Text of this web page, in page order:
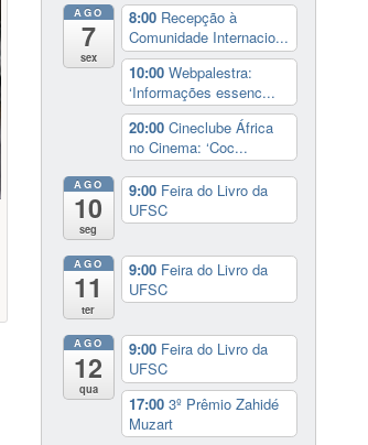
AGO
7
sex
8:00 Recepção à
Comunidade Internacio...
10:00 Webpalestra:
‘Informações essenc...
20:00 Cineclube África
no Cinema: ‘Coc...
AGO
10
seg
9:00 Feira do Livro da
UFSC
AGO
11
ter
9:00 Feira do Livro da
UFSC
AGO
12
qua
9:00 Feira do Livro da
UFSC
17:00 3º Prêmio Zahidé
Muzart